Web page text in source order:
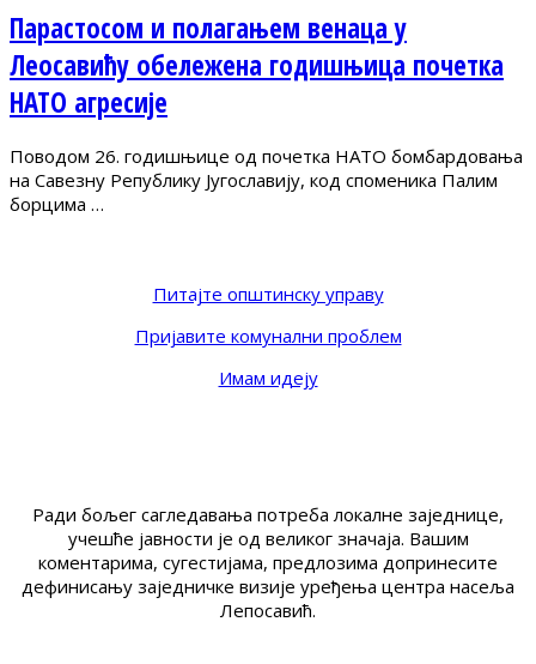
Парастосом и полагањем венаца у
Леосавићу обележена годишњица почетка
НАТО агресије
Поводом 26. годишњице од почетка НАТО бомбардовања
на Савезну Републику Југославију, код споменика Палим
борцима …
Питајте општинску управу
Пријавите комунални проблем
Имам идеју
Ради бољег сагледавања потреба локалне заједнице,
учешће јавности је од великог значаја. Вашим
коментарима, сугестијама, предлозима допринесите
дефинисању заједничке визије уређења центра насеља
Лепосавић.